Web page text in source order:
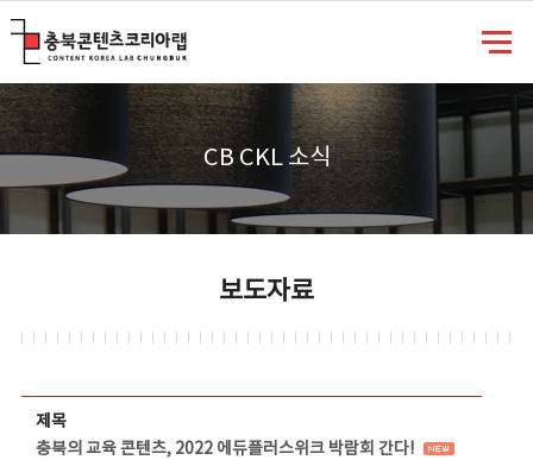
CB CKL 소식
보도자료
제목
충북의 교육 콘텐츠, 2022 에듀플러스위크 박람회 간다!